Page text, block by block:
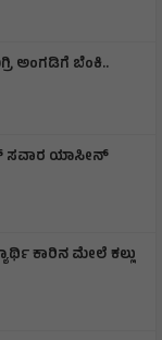
ಅಂಗಡಿಗೆ ಬೆಂಕಿ.‌.
ಸವಾರ ಯಾಸೀನ್
ಕಾರಿನ ಮೇಲೆ ಕಲ್ಲು